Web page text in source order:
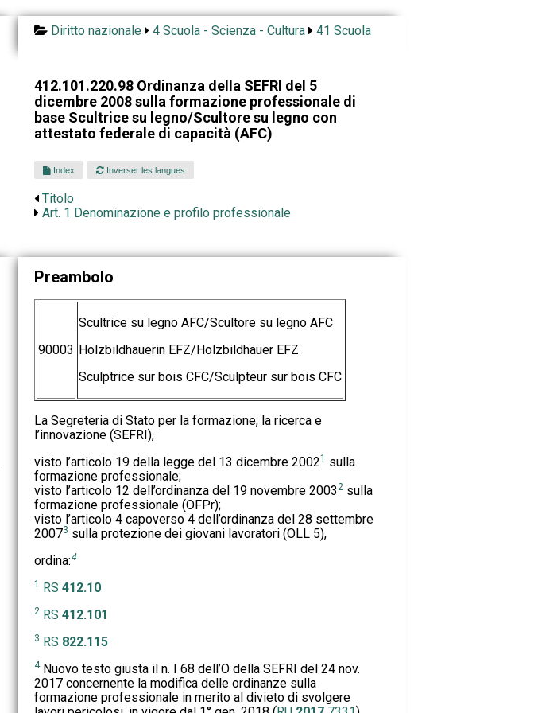
Diritto nazionale 4 Scuola - Scienza - Cultura 41 Scuola
412.101.220.98 Ordinanza della SEFRI del 5
dicembre 2008 sulla formazione professionale di
base Scultrice su legno/Scultore su legno con
attestato federale di capacità (AFC)
Index Inverser les langues
Titolo
Art. 1 Denominazione e profilo professionale
Preambolo
90003
Scultrice su legno AFC/Scultore su legno AFC
Holzbildhauerin EFZ/Holzbildhauer EFZ
Sculptrice sur bois CFC/Sculpteur sur bois CFC
La Segreteria di Stato per la formazione, la ricerca e
l’innovazione (SEFRI),
visto l’articolo 19 della legge del 13 dicembre 20021 sulla
formazione professionale;
visto l’articolo 12 dell’ordinanza del 19 novembre 2003 2sulla
formazione professionale (OFPr);
visto l’articolo 4 capoverso 4 dell’ordinanza del 28 settembre
20073 sulla protezione dei giovani lavoratori (OLL 5),
ordina:4
1 RS 412.10
2 RS 412.101
3 RS 822.115
4Nuovo testo giusta il n. I 68 dell’O della SEFRI del 24 nov.
2017 concernente la modifica delle ordinanze sulla
formazione professionale in merito al divieto di svolgere